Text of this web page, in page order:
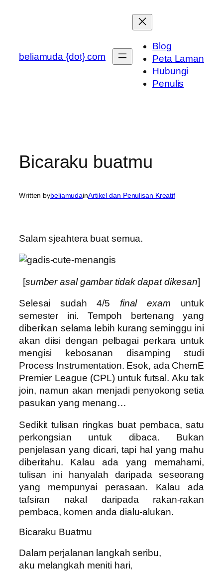
beliamuda {dot} com
Blog
Peta Laman
Hubungi
Penulis
Bicaraku buatmu
Written bybeliamudainArtikel dan Penulisan Kreatif
Salam sjeahtera buat semua.
[sumber asal gambar tidak dapat dikesan]
Selesai sudah 4/5 final exam untuk
semester ini. Tempoh bertenang yang
diberikan selama lebih kurang seminggu ini
akan diisi dengan pelbagai perkara untuk
mengisi kebosanan disamping studi
Process Instrumentation. Esok, ada ChemE
Premier League (CPL) untuk futsal. Aku tak
join, namun akan menjadi penyokong setia
pasukan yang menang…
Sedikit tulisan ringkas buat pembaca, satu
perkongsian untuk dibaca. Bukan
penjelasan yang dicari, tapi hal yang mahu
diberitahu. Kalau ada yang memahami,
tulisan ini hanyalah daripada seseorang
yang mempunyai perasaan. Kalau ada
tafsiran nakal daripada rakan-rakan
pembaca, komen anda dialu-alukan.
Bicaraku Buatmu
Dalam perjalanan langkah seribu,
aku melangkah meniti hari,